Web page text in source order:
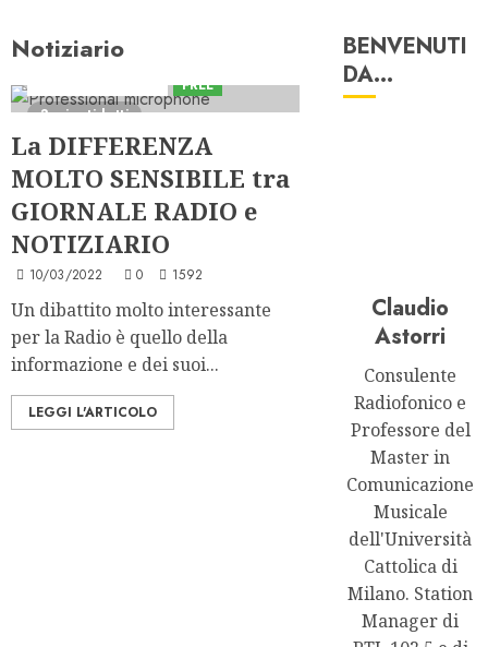
Notiziario
3 minuti letti
FREE
La DIFFERENZA
MOLTO SENSIBILE tra
GIORNALE RADIO e
NOTIZIARIO
10/03/2022 0 1592
Un dibattito molto interessante
per la Radio è quello della
informazione e dei suoi...
LEGGI L'ARTICOLO
BENVENUTI
DA…
Claudio
Astorri
Consulente
Radiofonico e
Professore del
Master in
Comunicazione
Musicale
dell'Università
Cattolica di
Milano. Station
Manager di